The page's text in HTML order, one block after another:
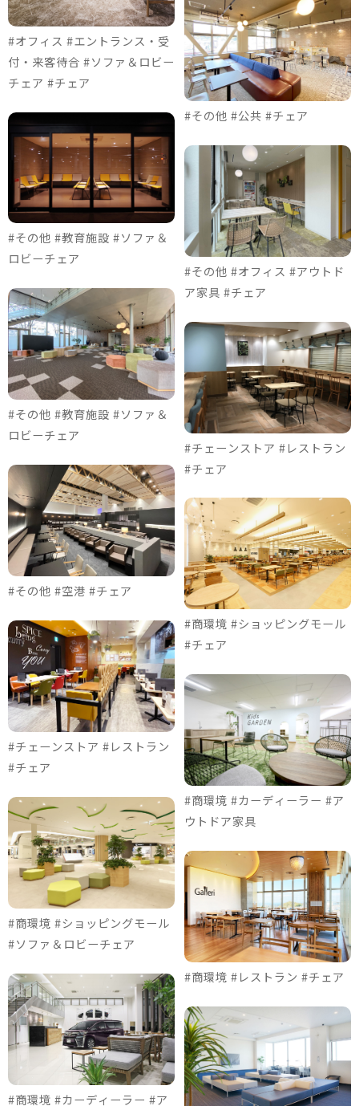
#オフィス #エントランス・受
付・来客待合 #ソファ＆ロビー
チェア #チェア
#その他 #教育施設 #ソファ＆
ロビーチェア
#その他 #教育施設 #ソファ＆
ロビーチェア
#その他 #空港 #チェア
#チェーンストア #レストラン
#チェア
#商環境 #ショッピングモール
#ソファ＆ロビーチェア
#商環境 #カーディーラー #ア
#その他 #公共 #チェア
#その他 #オフィス #アウトド
ア家具 #チェア
#チェーンストア #レストラン
#チェア
#商環境 #ショッピングモール
#チェア
#商環境 #カーディーラー #ア
ウトドア家具
#商環境 #レストラン #チェア